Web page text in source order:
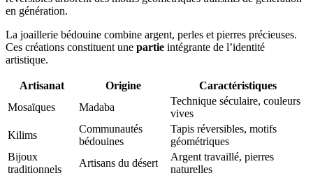
en génération.
La joaillerie bédouine combine argent, perles et pierres précieuses.
Ces créations constituent une partie intégrante de l’identité
artistique.
Artisanat Origine
Caractéristiques
Mosaïques
Madaba
Technique séculaire, couleurs
vives
Kilims
Communautés
bédouines
Tapis réversibles, motifs
géométriques
Bijoux
traditionnels
Artisans du désert
Argent travaillé, pierres
naturelles